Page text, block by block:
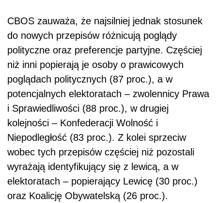
CBOS zauważa, że najsilniej jednak stosunek
do nowych przepisów różnicują poglądy
polityczne oraz preferencje partyjne. Częściej
niż inni popierają je osoby o prawicowych
poglądach politycznych (87 proc.), a w
potencjalnych elektoratach – zwolennicy Prawa
i Sprawiedliwości (88 proc.), w drugiej
kolejności – Konfederacji Wolność i
Niepodległość (83 proc.). Z kolei sprzeciw
wobec tych przepisów częściej niż pozostali
wyrażają identyfikujący się z lewicą, a w
elektoratach – popierający Lewicę (30 proc.)
oraz Koalicję Obywatelską (26 proc.).